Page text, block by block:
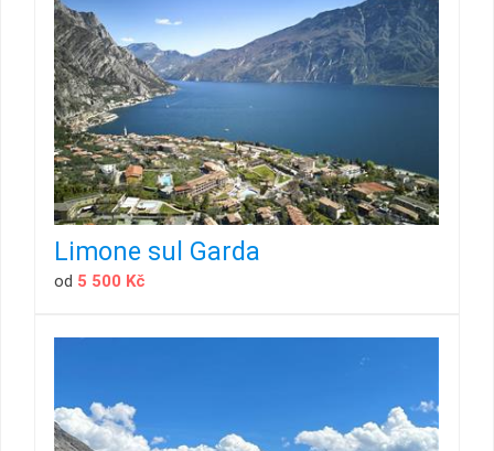
Limone sul Garda
od 5 500 Kč